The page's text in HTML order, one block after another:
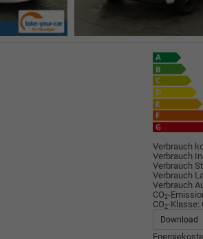
Verbrauch
Verbrauch
Verbrauch
Verbrauch
Verbrauch
CO2-
CO2-Klasse:
Download